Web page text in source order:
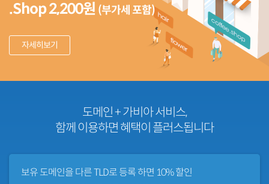
.Shop 2,200원 (부가세 포함)
자세히보기
도메인 + 가비아 서비스,
함께 이용하면 혜택이 플러스됩니다
보유 도메인을 다른 TLD로 등록 하면 10% 할인